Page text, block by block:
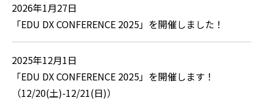
2026年1月27日
「EDU DX CONFERENCE 2025」を開催しました！
2025年12月1日
「EDU DX CONFERENCE 2025」を開催します！
（12/20(土)-12/21(日)）